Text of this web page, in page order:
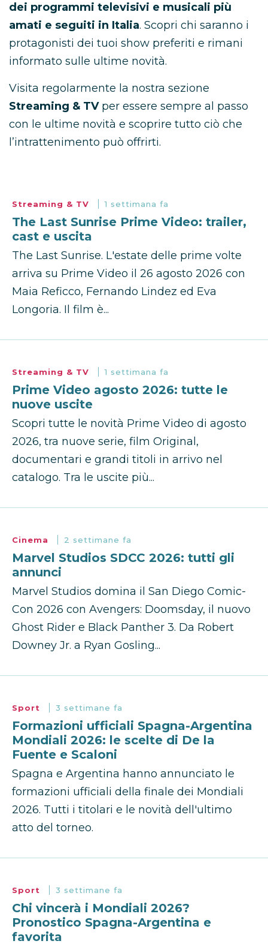
dei programmi televisivi e musicali più
amati e seguiti in Italia. Scopri chi saranno i
protagonisti dei tuoi show preferiti e rimani
informato sulle ultime novità.
Visita regolarmente la nostra sezione
Streaming & TVper essere sempre al passo
con le ultime novità e scoprire tutto ciò che
l’intrattenimento può offrirti.
Streaming & TV 1 settimana fa
The Last Sunrise Prime Video: trailer,
cast e uscita
The Last Sunrise. L'estate delle prime volte
arriva su Prime Video il 26 agosto 2026 con
Maia Reficco, Fernando Lindez ed Eva
Longoria. Il film è...
Streaming & TV 1 settimana fa
Prime Video agosto 2026: tutte le
nuove uscite
Scopri tutte le novità Prime Video di agosto
2026, tra nuove serie, film Original,
documentari e grandi titoli in arrivo nel
catalogo. Tra le uscite più...
Cinema 2 settimane fa
Marvel Studios SDCC 2026: tutti gli
annunci
Marvel Studios domina il San Diego Comic-
Con 2026 con Avengers: Doomsday, il nuovo
Ghost Rider e Black Panther 3. Da Robert
Downey Jr. a Ryan Gosling...
Sport 3 settimane fa
Formazioni ufficiali Spagna-Argentina
Mondiali 2026: le scelte di De la
Fuente e Scaloni
Spagna e Argentina hanno annunciato le
formazioni ufficiali della finale dei Mondiali
2026. Tutti i titolari e le novità dell'ultimo
atto del torneo.
Sport 3 settimane fa
Chi vincerà i Mondiali 2026?
Pronostico Spagna-Argentina e
favorita